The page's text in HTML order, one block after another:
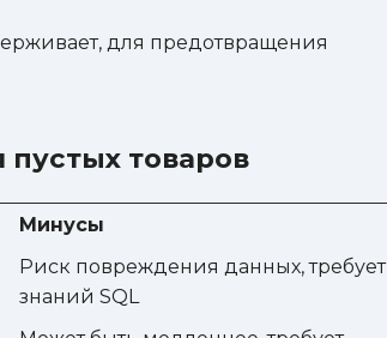
для предотвращения
товаров
Минусы
Риск повреждения данных, требует
знаний SQL